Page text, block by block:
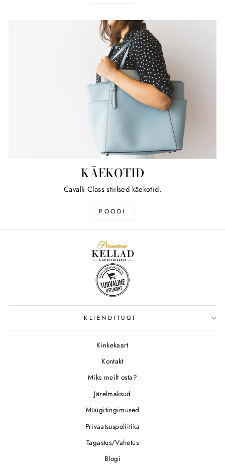
KÄEKOTID
Cavalli Class stiilsed käekotid.
POODI
KLIENDITUGI
Kinkekaart
Kontakt
Miks meilt osta?
Järelmaksud
Müügitingimused
Privaatsuspoliitika
Tagastus/Vahetus
Blogi